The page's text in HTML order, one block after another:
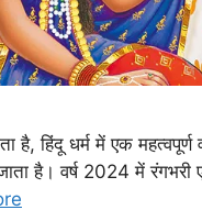
हिंदू धर्म में एक
है। वर्ष 2024 में रंगभरी